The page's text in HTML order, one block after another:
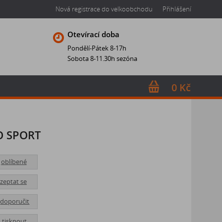
Nová registrace do velkoobchodu Přihlášení
Otevírací doba
Pondělí-Pátek 8-17h
Sobota 8-11.30h sezóna
0 Kč
SPORT
oblíbené
zeptat se
doporučit